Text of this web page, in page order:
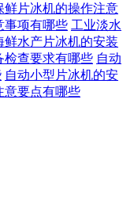
鲜片冰机的操作注意
事项有哪些 工业淡水
鲜水产片冰机的安装
检查要求有哪些 自动
自动小型片冰机的安
意要点有哪些